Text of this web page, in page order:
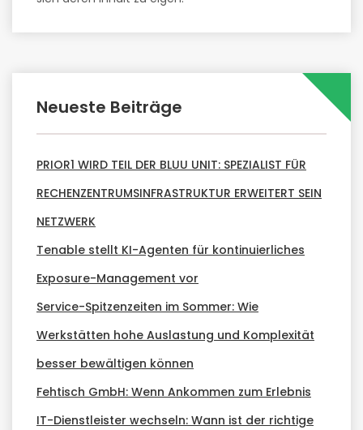
Neueste Beiträge
PRIOR1 WIRD TEIL DER BLUU UNIT: SPEZIALIST FÜR
RECHENZENTRUMSINFRASTRUKTUR ERWEITERT SEIN
NETZWERK
Tenable stellt KI-Agenten für kontinuierliches
Exposure-Management vor
Service-Spitzenzeiten im Sommer: Wie
Werkstätten hohe Auslastung und Komplexität
besser bewältigen können
Fehtisch GmbH: Wenn Ankommen zum Erlebnis
IT-Dienstleister wechseln: Wann ist der richtige